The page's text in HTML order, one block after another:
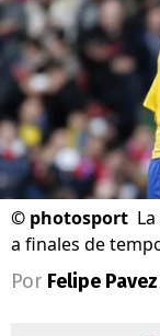
© photosport
a finales de
Por Felipe